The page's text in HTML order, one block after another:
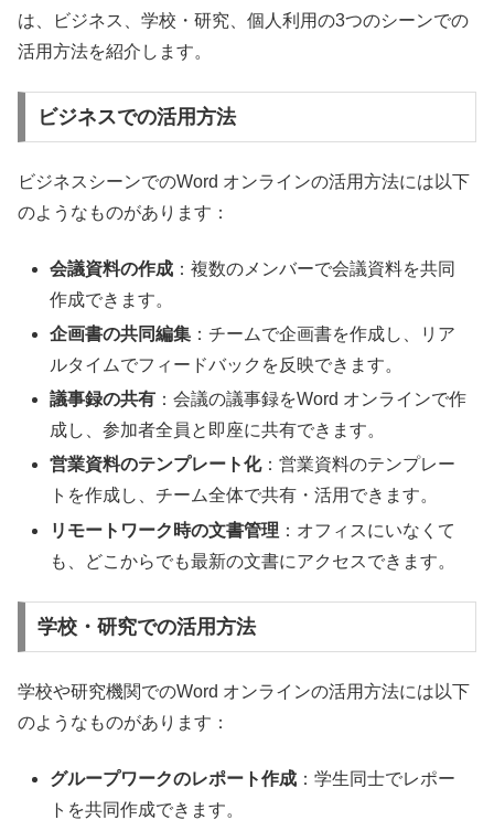
は、ビジネス、学校・研究、個人利用の3つのシーンでの
活用方法を紹介します。
ビジネスでの活用方法
ビジネスシーンでのWord オンラインの活用方法には以下
のようなものがあります：
会議資料の作成 ：複数のメンバーで会議資料を共同
作成できます。
企画書の共同編集 ：チームで企画書を作成し、リア
ルタイムでフィードバックを反映できます。
議事録の共有 ：会議の議事録をWord オンラインで作
成し、参加者全員と即座に共有できます。
営業資料のテンプレート化：営業資料のテンプレー
トを作成し、チーム全体で共有・活用できます。
リモートワーク時の文書管理 ：オフィスにいなくて
も、どこからでも最新の文書にアクセスできます。
学校・研究での活用方法
学校や研究機関でのWord オンラインの活用方法には以下
のようなものがあります：
グループワークのレポート作成 ：学生同士でレポー
トを共同作成できます。